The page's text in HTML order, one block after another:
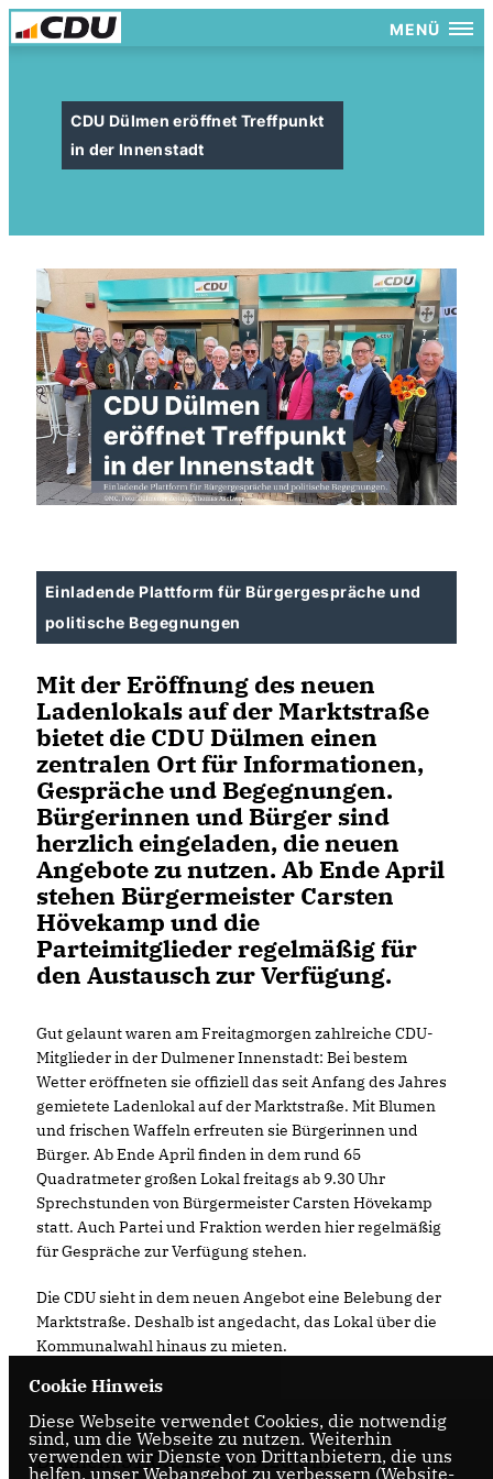
MENÜ
CDU Dülmen eröffnet Treffpunkt
in der Innenstadt
Einladende Plattform für Bürgergespräche und
politische Begegnungen
Mit der Eröffnung des neuen
Ladenlokals auf der Marktstraße
bietet die CDU Dülmen einen
zentralen Ort für Informationen,
Gespräche und Begegnungen.
Bürgerinnen und Bürger sind
herzlich eingeladen, die neuen
Angebote zu nutzen. Ab Ende April
stehen Bürgermeister Carsten
Hövekamp und die
Parteimitglieder regelmäßig für
den Austausch zur Verfügung.
Gut gelaunt waren am Freitagmorgen zahlreiche CDU-
Mitglieder in der Dulmener Innenstadt: Bei bestem
Wetter eröffneten sie offiziell das seit Anfang des Jahres
gemietete Ladenlokal auf der Marktstraße. Mit Blumen
und frischen Waffeln erfreuten sie Bürgerinnen und
Bürger. Ab Ende April finden in dem rund 65
Quadratmeter großen Lokal freitags ab 9.30 Uhr
Sprechstunden von Bürgermeister Carsten Hövekamp
statt. Auch Partei und Fraktion werden hier regelmäßig
für Gespräche zur Verfügung stehen.
Die CDU sieht in dem neuen Angebot eine Belebung der
Marktstraße. Deshalb ist angedacht, das Lokal über die
Kommunalwahl hinaus zu mieten.
Dülmen, 31.03.2025, 09:26 Uhr
Cookie Hinweis
Diese Webseite verwendet Cookies, die notwendig
sind, um die Webseite zu nutzen. Weiterhin
verwenden wir Dienste von Drittanbietern, die uns
helfen, unser Webangebot zu verbessern (Website-